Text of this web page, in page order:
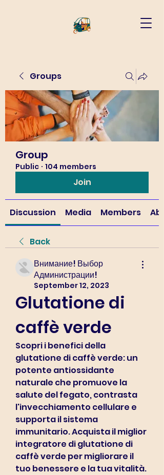
Groups
Group
Public · 104 members
Join
Discussion Media Members
Back
Внимание! Выбор
Администрации!
September 12, 2023
Glutatione di
caffè verde
Scopri i benefici della
glutatione di caffè verde: un
potente antiossidante
naturale che promuove la
salute del fegato, contrasta
l'invecchiamento cellulare e
supporta il sistema
immunitario. Acquista il miglior
integratore di glutatione di
caffè verde per migliorare il
tuo benessere e la tua vitalità.